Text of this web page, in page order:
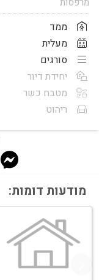
ממד
מעלית
סורגים
יחידת דיור
מטבח כשר
ריהוט
מודעות דומות: